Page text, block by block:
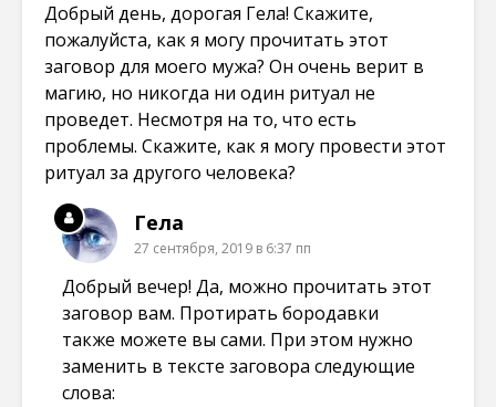
Добрый день, дорогая Гела! Скажите,
пожалуйста, как я могу прочитать этот
заговор для моего мужа? Он очень верит в
магию, но никогда ни один ритуал не
проведет. Несмотря на то, что есть
проблемы. Скажите, как я могу провести этот
ритуал за другого человека?
Гела
27 сентября, 2019 в 6:37 пп
Добрый вечер! Да, можно прочитать этот
заговор вам. Протирать бородавки
также можете вы сами. При этом нужно
заменить в тексте заговора следующие
слова: